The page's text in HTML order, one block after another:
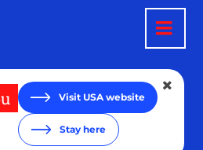
Visit USA website
Stay here